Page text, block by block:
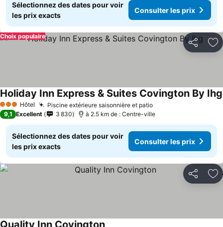
Sélectionnez des dates pour voir
les prix exacts
Consulter les prix
Partager
Choix populaire
3 ÉtoilesHôtel Piscine extérieure saisonnière et patioConsulter les prix
Holiday Inn Express & Suites Covington By Ihg
9,1 Excellent 3 830 à 2.5 km de : Centre-ville
Sélectionnez des dates pour voir
les prix exacts
Consulter les prix
Partager
Quality Inn Covington